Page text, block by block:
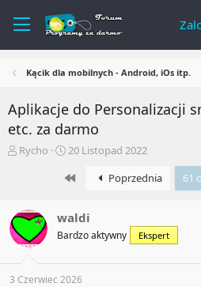
Kącik dla mobilnych - Android, iOs itp.
Aplikacje do Personalizacji
etc. za darmo
A
t
e
m
a
t
Rycho
R
z
c
z
t
y
20 Listopad 2022
First
Poprzednia 61
waldi
Bardzo aktywny Ekspert
3 Czerwiec 2026